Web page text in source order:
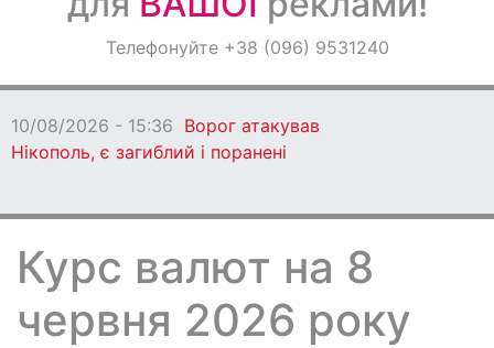
ОголошенняТелефонуйте +38 (096) 9531240
10/08/2026 - 15:36 Ворог атакував
Нікополь, є загиблий і поранені
Курс валют на 8
червня 2026 року